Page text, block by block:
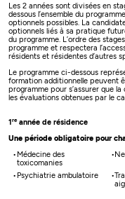
Les 2 années sont divisées en
dessous l’ensemble du
optionnels possibles. La
optionnels liés à sa pratique
du programme. L’ordre des
programme et respectera
résidents et résidentes d’autres
Le programme ci-dessous
formation additionnelle peuvent
programme pour s’assurer que
les évaluations obtenues par le
1reannée de résidence
Une période obligatoire pour
Médecine des
toxicomanies
Psychiatrie ambulatoire